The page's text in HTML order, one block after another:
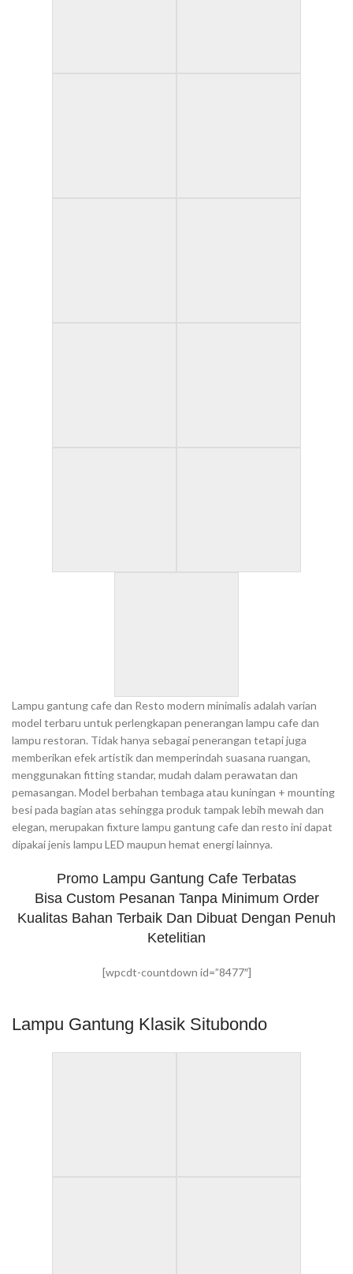
Lampu gantung cafe dan Resto modern minimalis adalah varian
model terbaru untuk perlengkapan penerangan lampu cafe dan
lampu restoran. Tidak hanya sebagai penerangan tetapi juga
memberikan efek artistik dan memperindah suasana ruangan,
menggunakan fitting standar, mudah dalam perawatan dan
pemasangan. Model berbahan tembaga atau kuningan + mounting
besi pada bagian atas sehingga produk tampak lebih mewah dan
elegan, merupakan fixture lampu gantung cafe dan resto ini dapat
dipakai jenis lampu LED maupun hemat energi lainnya.
Promo Lampu Gantung Cafe Terbatas
Bisa Custom Pesanan Tanpa Minimum Order
Kualitas Bahan Terbaik Dan Dibuat Dengan Penuh
Ketelitian
[wpcdt-countdown id=”8477″]
Lampu Gantung Klasik Situbondo